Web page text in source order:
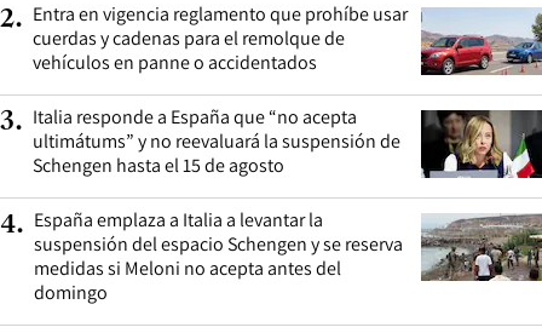
2. Entra en vigencia reglamento que prohíbe usar
cuerdas y cadenas para el remolque de
vehículos en panne o accidentados
3. Italia responde a España que “no acepta
ultimátums” y no reevaluará la suspensión de
Schengen hasta el 15 de agosto
4. España emplaza a Italia a levantar la
suspensión del espacio Schengen y se reserva
medidas si Meloni no acepta antes del
domingo